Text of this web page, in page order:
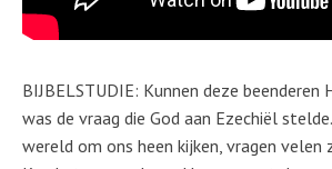
BIJBELSTUDIE: Kunnen deze beenderen
was de vraag die God aan Ezechiël
wereld om ons heen kijken, vragen velen